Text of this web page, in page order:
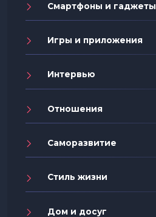
Смартфоны и гаджеты
Игры и приложения
Интервью
Отношения
Саморазвитие
Стиль жизни
Дом и досуг